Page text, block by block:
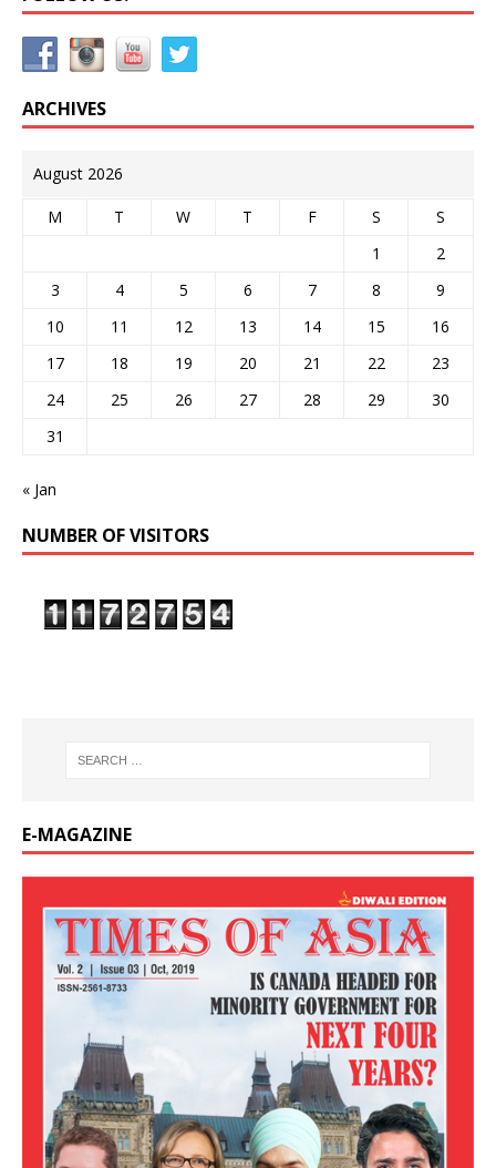
ARCHIVES
August 2026
M T W T F S
S
1
2
3
4 5 6 7 8
9
10
11 12 13 14 15
16
17
18 19 20 21 22
23
24
25 26 27 28 29
30
31
« Jan
NUMBER OF VISITORS
E-MAGAZINE